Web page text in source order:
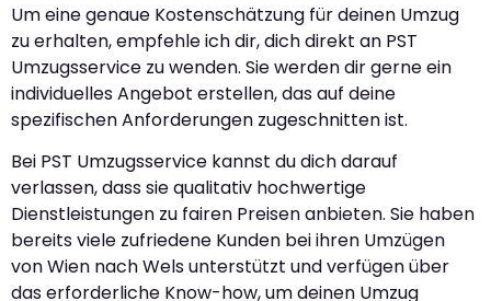
Um eine genaue Kostenschätzung für deinen Umzug
zu erhalten, empfehle ich dir, dich direkt an PST
Umzugsservice zu wenden. Sie werden dir gerne ein
individuelles Angebot erstellen, das auf deine
spezifischen Anforderungen zugeschnitten ist.
Bei PST Umzugsservice kannst du dich darauf
verlassen, dass sie qualitativ hochwertige
Dienstleistungen zu fairen Preisen anbieten. Sie haben
bereits viele zufriedene Kunden bei ihren Umzügen
von Wien nach Wels unterstützt und verfügen über
das erforderliche Know-how, um deinen Umzug